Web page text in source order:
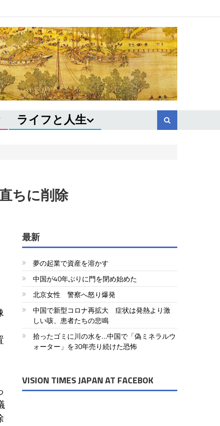
ライフと人生
ちに削除
最新
夢の起業で資産を溶かす
中国が40年ぶりに門を閉め始めた
北京女性 警察へ怒り爆発
中国で新型コロナ再拡大 症状は発熱より激
しい咳、患者たちの悲鳴
拾ったゴミに川の水を…中国で「偽ミネラルウ
ォーター」を30年売り続けた恐怖
VISION TIMES JAPAN AT FACEBOK